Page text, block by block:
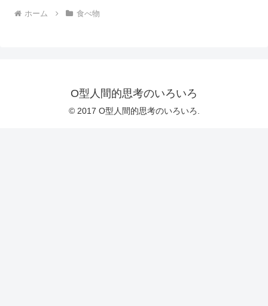
ホーム 食べ物
O型人間的思考のいろいろ
© 2017 O型人間的思考のいろいろ.